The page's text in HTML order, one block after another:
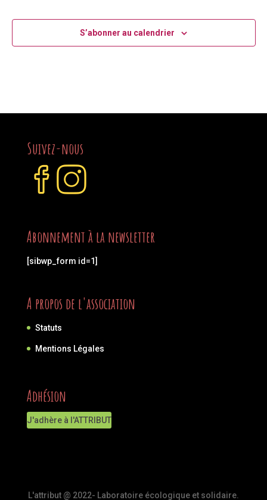
S’abonner au calendrier
Suivez-nous
Abonnement à la newsletter
[sibwp_form id=1]
A propos de l'association
Statuts
Mentions Légales
Adhésion
J'adhère à l'ATTRIBUT
L'attribut @ 2022- Laboratoire écologique et solidaire.